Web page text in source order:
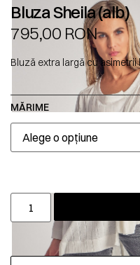
Bluza Sheila (alb)
795,00 RON
Bluză extra largă cu
MĂRIME